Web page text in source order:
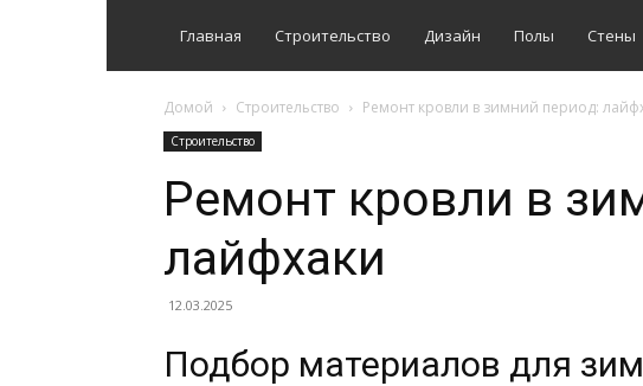
Главная Строительство Дизайн Полы Стены
Домой Строительство Ремонт кровли в зимний период:
Строительство
Ремонт кровли в
лайфхаки
12.03.2025
Подбор материалов для